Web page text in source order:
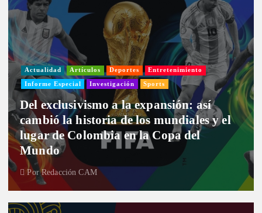
Actualidad Artículos Deportes Entretenimiento
Informe Especial Investigación Sports
Del exclusivismo a la expansión: así
cambió la historia de los mundiales y el
lugar de Colombia en la Copa del
Mundo
PorRedacción CAM